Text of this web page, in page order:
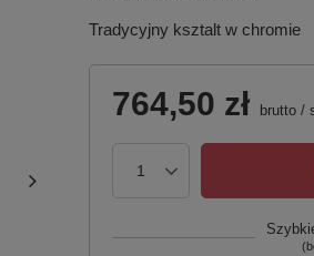
Tradycyjny ksztalt w chromie
764,50 zł brutto/